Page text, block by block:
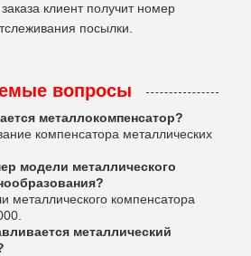
клиент получит номер
посылки.
вопросы
металлокомпенсатор?
компенсатора металлических
модели металлического
металлического компенсатора
металлический